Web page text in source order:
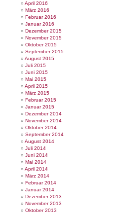
April 2016
März 2016
Februar 2016
Januar 2016
Dezember 2015
November 2015
Oktober 2015
September 2015
August 2015
Juli 2015
Juni 2015
Mai 2015
April 2015
März 2015
Februar 2015
Januar 2015
Dezember 2014
November 2014
Oktober 2014
September 2014
August 2014
Juli 2014
Juni 2014
Mai 2014
April 2014
März 2014
Februar 2014
Januar 2014
Dezember 2013
November 2013
Oktober 2013